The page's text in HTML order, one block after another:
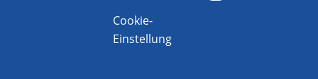
Cookie-
Einstellung